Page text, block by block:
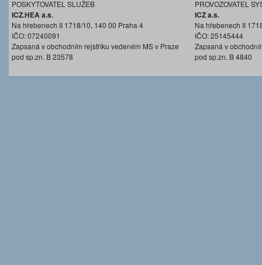
POSKYTOVATEL SLUŽEB
ICZ.HEA a.s.
Na hřebenech II 1718/10, 140 00 Praha 4
IČO: 07240091
Zapsaná v obchodním rejstříku vedeném MS v Praze
pod sp.zn. B 23578
PROVOZOVATEL
ICZ a.s.
Na hřebenech II
IČO: 25145444
Zapsaná v
pod sp.zn. B 4840